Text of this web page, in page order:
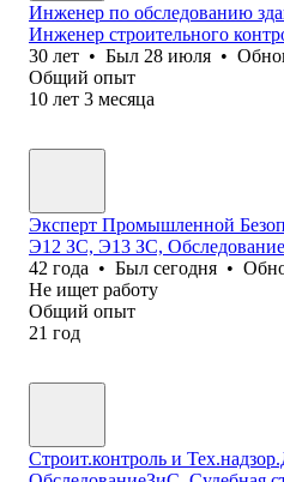
Инженер по обследованию
Инженер строительного
30 лет • Был 28 июля •
Общий опыт
10 лет 3 месяца
Эксперт Промышленной
Э12 ЗС, Э13 ЗС,
42 года • Был сегодня •
Не ищет работу
Общий опыт
21 год
Строит.контроль и